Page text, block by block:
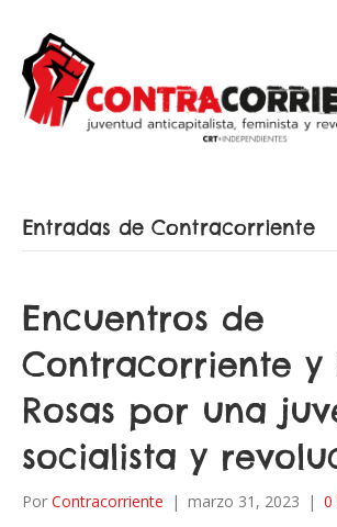
Entradas de Contracorriente
Encuentros de
Contracorriente y
Rosas por una
socialista y
Por Contracorriente | marzo 31, 2023 | 0